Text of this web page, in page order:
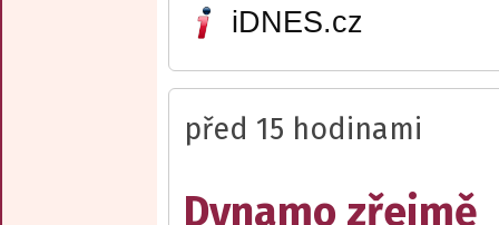
iDNES.cz
před 15 hodinami
Dynamo zřejmě